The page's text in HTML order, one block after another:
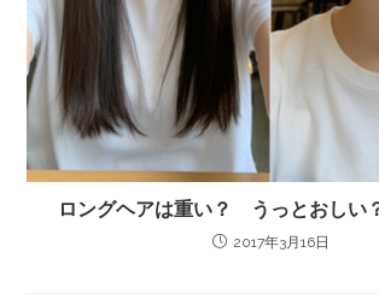
ロングヘアは重い？ うっとおし
2017年3月16日